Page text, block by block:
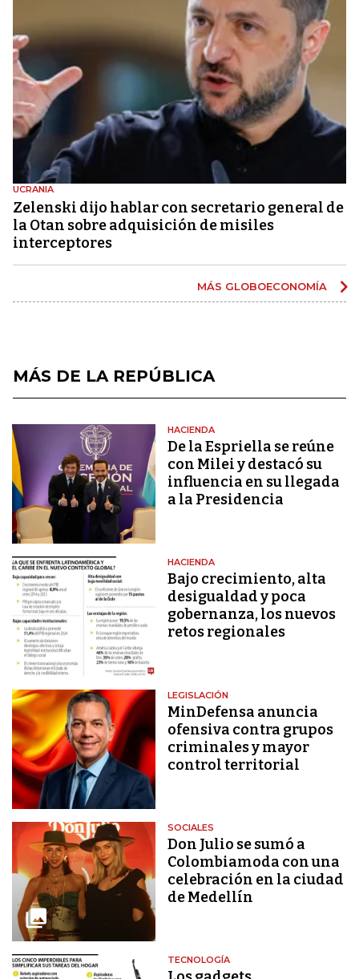
UCRANIA
Zelenski dijo hablar con secretario general de
la Otan sobre adquisición de misiles
interceptores
MÁS GLOBOECONOMÍA
MÁS DE LA REPÚBLICA
HACIENDA
De la Espriella se reúne
con Milei y destacó su
influencia en su llegada
a la Presidencia
HACIENDA
Bajo crecimiento, alta
desigualdad y poca
gobernanza, los nuevos
retos regionales
LEGISLACIÓN
MinDefensa anuncia
ofensiva contra grupos
criminales y mayor
control territorial
SOCIALES
Don Julio se sumó a
Colombiamoda con una
celebración en la ciudad
de Medellín
TECNOLOGÍA